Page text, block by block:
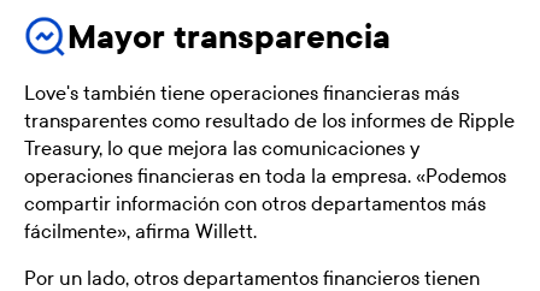
Mayor transparencia
Love's también tiene operaciones financieras más
transparentes como resultado de los informes de Ripple
Treasury, lo que mejora las comunicaciones y
operaciones financieras en toda la empresa. «Podemos
compartir información con otros departamentos más
fácilmente», afirma Willett.
Por un lado, otros departamentos financieros tienen